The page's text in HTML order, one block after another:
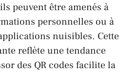
peuvent être amenés à
personnelles ou à
nuisibles. Cette
reflète une tendance
des QR codes facilite la